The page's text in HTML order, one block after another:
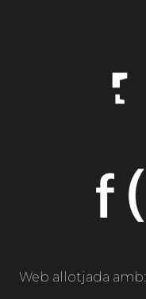
Web allotjada amb: